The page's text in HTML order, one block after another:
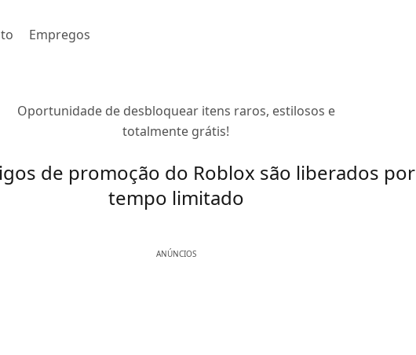
Empregos
Oportunidade de desbloquear itens raros, estilosos e
totalmente grátis!
de promoção do Roblox são liberados por
tempo limitado
ANÚNCIOS